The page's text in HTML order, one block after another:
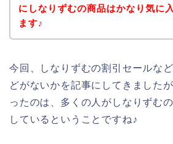
にしなりずむの商品はかなり気に
ます♪
今回、しなりずむの割引セールな
どがないかを記事にしてきました
ったのは、多くの人がしなりずむ
しているということですね♪